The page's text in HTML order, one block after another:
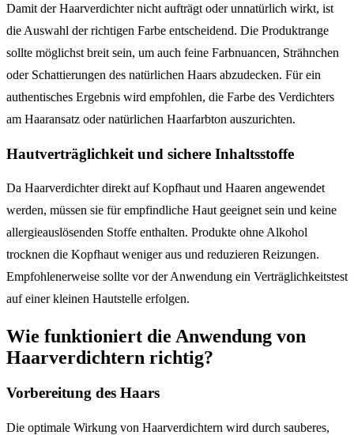
Damit der Haarverdichter nicht aufträgt oder unnatürlich wirkt, ist
die Auswahl der richtigen Farbe entscheidend. Die Produktrange
sollte möglichst breit sein, um auch feine Farbnuancen, Strähnchen
oder Schattierungen des natürlichen Haars abzudecken. Für ein
authentisches Ergebnis wird empfohlen, die Farbe des Verdichters
am Haaransatz oder natürlichen Haarfarbton auszurichten.
Hautverträglichkeit und sichere Inhaltsstoffe
Da Haarverdichter direkt auf Kopfhaut und Haaren angewendet
werden, müssen sie für empfindliche Haut geeignet sein und keine
allergieauslösenden Stoffe enthalten. Produkte ohne Alkohol
trocknen die Kopfhaut weniger aus und reduzieren Reizungen.
Empfohlenerweise sollte vor der Anwendung ein Verträglichkeitstest
auf einer kleinen Hautstelle erfolgen.
Wie funktioniert die Anwendung von
Haarverdichtern richtig?
Vorbereitung des Haars
Die optimale Wirkung von Haarverdichtern wird durch sauberes,